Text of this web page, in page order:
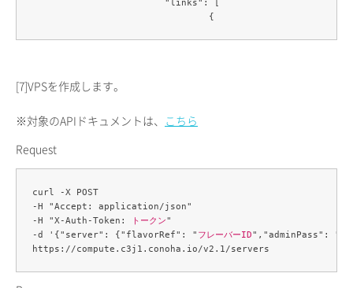
[7]VPSを作成します。
※対象のAPIドキュメントは、 こちら
Request
curl -X POST
-H "Accept: application/json"
-H "X-Auth-Token:
トークン"
-d '{"server": {"flavorRef": " フレーバーID","adminPass": "